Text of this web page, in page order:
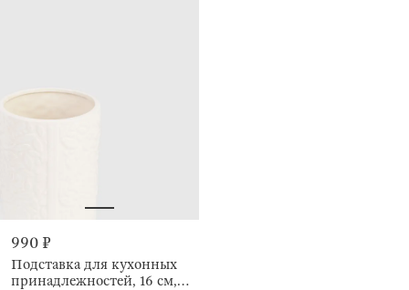
990 ₽
Подставка для кухонных
принадлежностей, 16 см,